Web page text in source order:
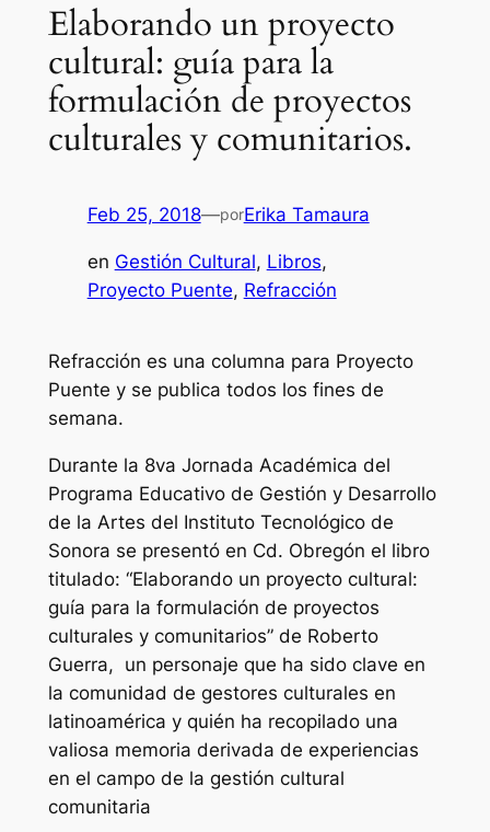
Elaborando un proyecto
cultural: guía para la
formulación de proyectos
culturales y comunitarios.
Feb 25, 2018—porErika Tamaura
en Gestión Cultural, Libros
Proyecto Puente, Refracción
Refracción es una columna para Proyecto
Puente y se publica todos los fines de
semana.
Durante la 8va Jornada Académica del
Programa Educativo de Gestión y Desarrollo
de la Artes del Instituto Tecnológico de
Sonora se presentó en Cd. Obregón el libro
titulado: “Elaborando un proyecto cultural:
guía para la formulación de proyectos
culturales y comunitarios” de Roberto
Guerra, un personaje que ha sido clave en
la comunidad de gestores culturales en
latinoamérica y quién ha recopilado una
valiosa memoria derivada de experiencias
en el campo de la gestión cultural
comunitaria